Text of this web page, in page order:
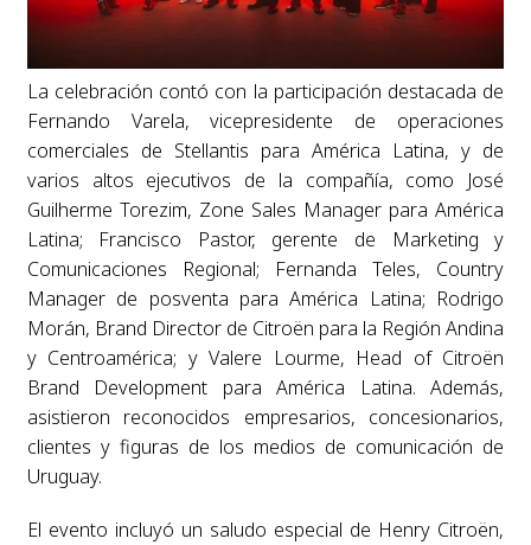
La celebración contó con la participación destacada de
Fernando Varela, vicepresidente de operaciones
comerciales de Stellantis para América Latina, y de
varios altos ejecutivos de la compañía, como José
Guilherme Torezim, Zone Sales Manager para América
Latina; Francisco Pastor, gerente de Marketing y
Comunicaciones Regional; Fernanda Teles, Country
Manager de posventa para América Latina; Rodrigo
Morán, Brand Director de Citroën para la Región Andina
y Centroamérica; y Valere Lourme, Head of Citroën
Brand Development para América Latina. Además,
asistieron reconocidos empresarios, concesionarios,
clientes y figuras de los medios de comunicación de
Uruguay.
El evento incluyó un saludo especial de Henry Citroën,